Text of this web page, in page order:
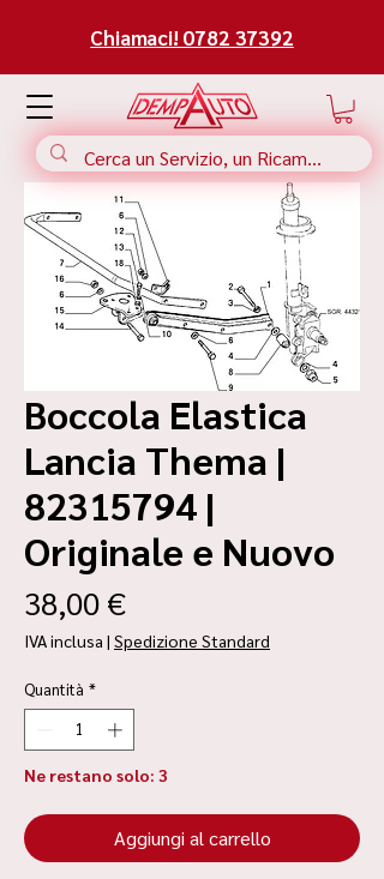
Chiamaci! 0782 37392
Boccola Elastica
Lancia Thema |
82315794 |
Originale e Nuovo
38,00 €Prezzo
IVA inclusa | Spedizione Standard
Quantità *
Ne restano solo: 3
Aggiungi al carrello